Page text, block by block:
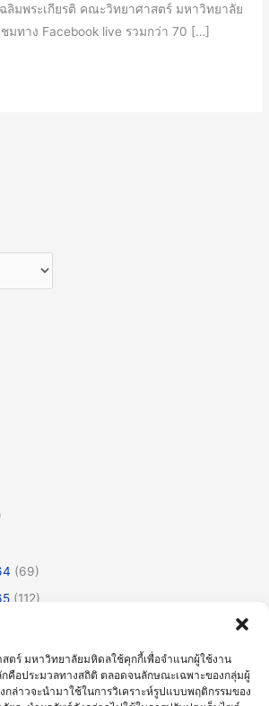
ตร์ มหาวิทยาลัยมหิดลใช้คุกกี้เพื่อจำแนกผู้ใช้งาน
คือประมวลทางสถิติ ตลอดจนลักษณะเฉพาะของกลุ่มผู้
ล่าวจะนำมาใช้ในการวิเคราะห์รูปแบบพฤติกรรมของ
ลิมพระเกียรติ คณะวิทยาศาสตร์ มหาวิทยาลัย
มทาง Facebook live รวมกว่า 70 […]
(69)
(112)
(252)
(355)